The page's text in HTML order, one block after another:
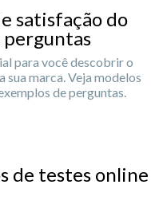
satisfação do
perguntas
para você descobrir o
sua marca. Veja modelos
de perguntas.
de testes online